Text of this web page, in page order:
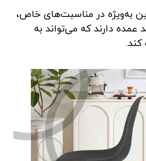
به‌ویژه در مناسبت‌های خاص،
دارند که می‌تواند به